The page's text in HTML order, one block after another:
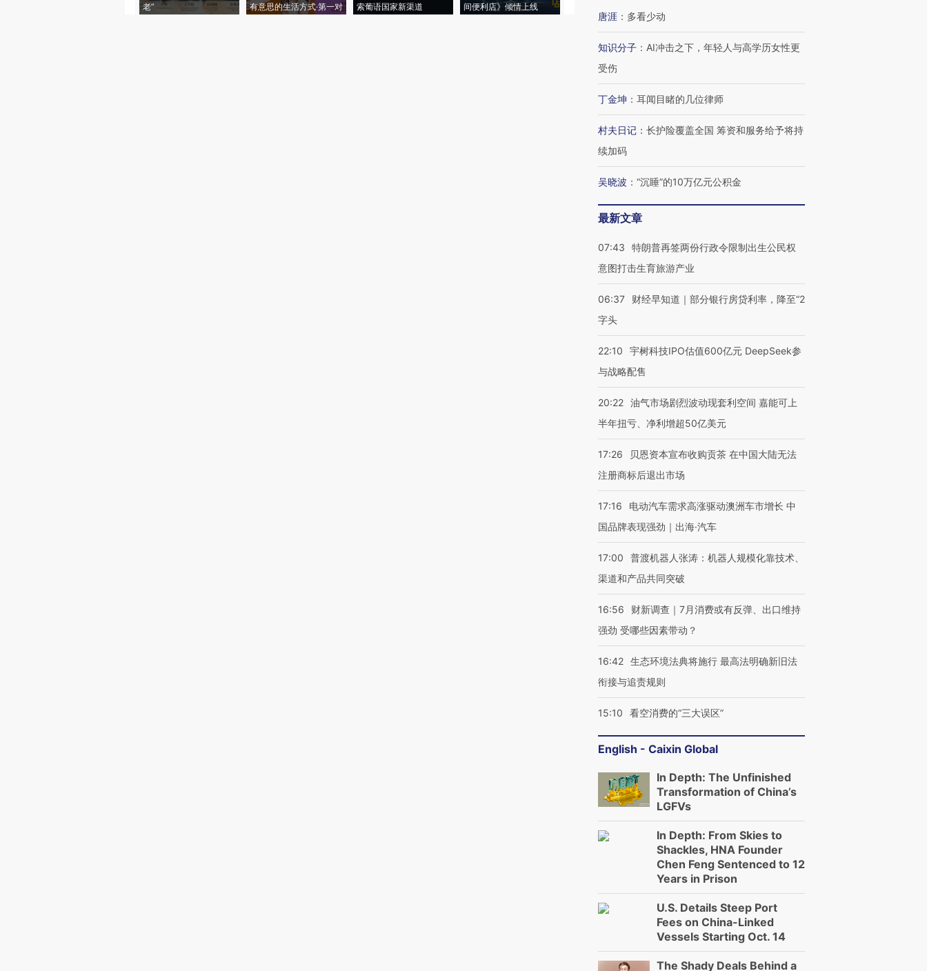
老”
有意思的生活方式·第一对
索葡语国家新渠道
间便利店》倾情上线
唐涯 ： 多看少动
知识分子 ： AI冲击之下，年轻人与高学历女性更
受伤
丁金坤 ： 耳闻目睹的几位律师
村夫日记 ： 长护险覆盖全国 筹资和服务给予将持
续加码
吴晓波 ： “沉睡”的10万亿元公积金
最新文章
07:43
特朗普再签两份行政令限制出生公民权
意图打击生育旅游产业
06:37
财经早知道｜部分银行房贷利率，降至“2
字头
22:10
宇树科技IPO估值600亿元 DeepSeek参
与战略配售
20:22 油气市场剧烈波动现套利空间 嘉能可上
半年扭亏、净利增超50亿美元
17:26
贝恩资本宣布收购贡茶 在中国大陆无法
注册商标后退出市场
17:16
电动汽车需求高涨驱动澳洲车市增长 中
国品牌表现强劲｜出海·汽车
17:00
普渡机器人张涛：机器人规模化靠技术、
渠道和产品共同突破
16:56
财新调查｜7月消费或有反弹、出口维持
强劲 受哪些因素带动？
16:42 生态环境法典将施行 最高法明确新旧法
衔接与追责规则
15:10 看空消费的“三大误区”
English - Caixin Global
In Depth: The Unfinished
Transformation of China’s
LGFVs
In Depth: From Skies to
Shackles, HNA Founder
Chen Feng Sentenced to 12
Years in Prison
U.S. Details Steep Port
Fees on China-Linked
Vessels Starting Oct. 14
The Shady Deals Behind a